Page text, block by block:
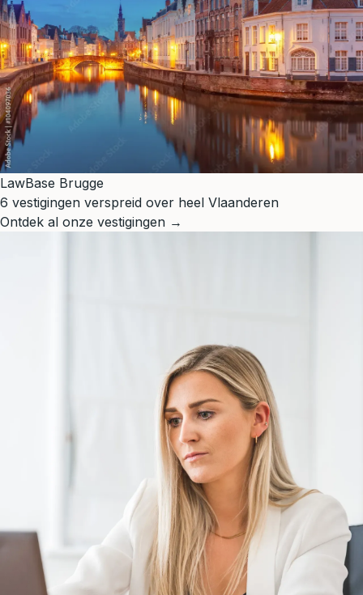
LawBase Brugge
6 vestigingen verspreid over heel Vlaanderen
Ontdek al onze vestigingen →